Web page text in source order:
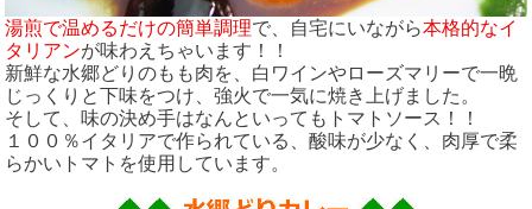
湯煎で温めるだけの簡単調理で、自宅にいながら本格的なイ
タリアンが味わえちゃいます！！
新鮮な水郷どりのもも肉を、白ワインやローズマリーで一晩
じっくりと下味をつけ、強火で一気に焼き上げました。
そして、味の決め手はなんといってもトマトソース！！
１００％イタリアで作られている、酸味が少なく、肉厚で柔
らかいトマトを使用しています。